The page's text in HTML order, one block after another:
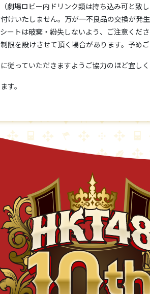
場ロビー内ドリンク類は持ち込み可と致し
けいたしません。万が一不良品の交換が発
ートは破棄・紛失しないよう、ご注意くださ
を設けさせて頂く場合があります。予めご
従っていただきますようご協力のほど宜しく
す。